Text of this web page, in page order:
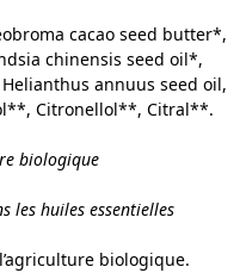
cacao seed butter*,
chinensis seed oil*,
annuus seed oil,
Citronellol**, Citral**.
biologique
les huiles essentielles
biologique.